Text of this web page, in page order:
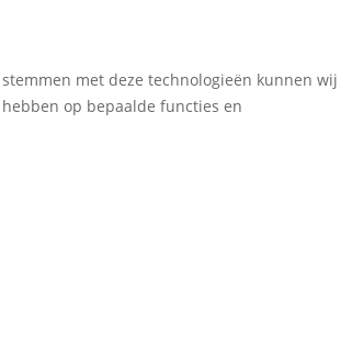
met deze technologieën kunnen wij
op bepaalde functies en